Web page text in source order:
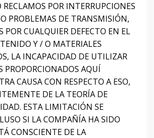
RECLAMOS POR INTERRUPCIONES
PROBLEMAS DE TRANSMISIÓN,
POR CUALQUIER DEFECTO EN EL
Y / O MATERIALES
LA INCAPACIDAD DE UTILIZAR
PROPORCIONADOS AQUÍ
CAUSA CON RESPECTO A ESO,
DE LA TEORÍA DE
ESTA LIMITACIÓN SE
SI LA COMPAÑÍA HA SIDO
CONSCIENTE DE LA